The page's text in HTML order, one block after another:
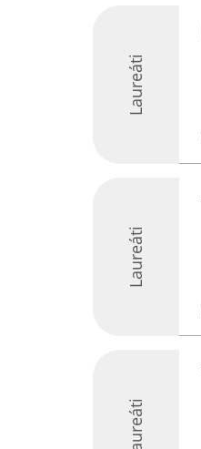
Laureáti
Laureáti
Laureáti